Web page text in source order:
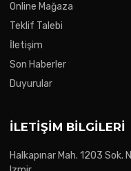
Online Mağaza
Teklif Talebi
İletişim
Son Haberler
Duyurular
İLETIŞIM BILGILERI
Halkapınar Mah. 1203 Sok.